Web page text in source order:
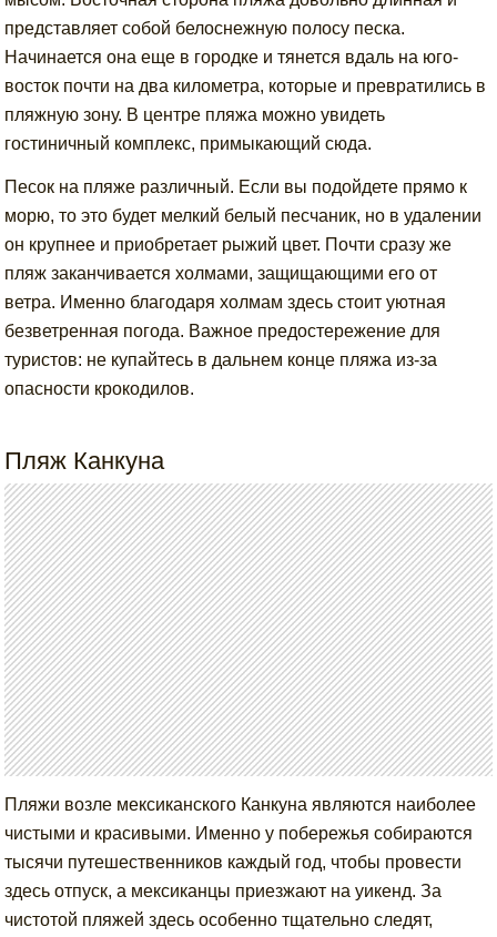
представляет собой белоснежную полосу песка.
Начинается она еще в городке и тянется вдаль на юго-
восток почти на два километра, которые и превратились в
пляжную зону. В центре пляжа можно увидеть
гостиничный комплекс, примыкающий сюда.
Песок на пляже различный. Если вы подойдете прямо к
морю, то это будет мелкий белый песчаник, но в удалении
он крупнее и приобретает рыжий цвет. Почти сразу же
пляж заканчивается холмами, защищающими его от
ветра. Именно благодаря холмам здесь стоит уютная
безветренная погода. Важное предостережение для
туристов: не купайтесь в дальнем конце пляжа из-за
опасности крокодилов.
Пляж Канкуна
Пляжи возле мексиканского Канкуна являются наиболее
чистыми и красивыми. Именно у побережья собираются
тысячи путешественников каждый год, чтобы провести
здесь отпуск, а мексиканцы приезжают на уикенд. За
чистотой пляжей здесь особенно тщательно следят,